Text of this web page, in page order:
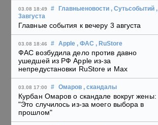
03.08 18:49 # Главныеновости , Сутьсобытий ,
3августа
Главные события к вечеру 3 августа
03.08 18:46 # Apple , ФАС , RuStore
ФАС возбудила дело против давно
ушедшей из РФ Apple из-за
непредустановки RuStore и Max
03.08 17:00 # Омаров , скандалы
Курбан Омаров о скандале вокруг жены:
"Это случилось из-за моего выбора в
прошлом"